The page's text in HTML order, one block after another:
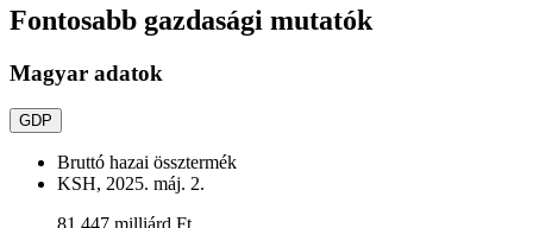
Fontosabb gazdasági mutatók
Magyar adatok
GDP
Bruttó hazai össztermék
KSH, 2025. máj. 2.